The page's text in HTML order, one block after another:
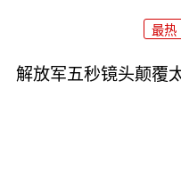
最热
解放军五秒镜头颠覆